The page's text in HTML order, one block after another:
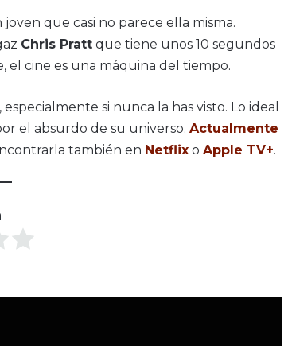
joven que casi no parece ella misma.
Chris Pratt que tiene unos 10 segundos
el cine es una máquina del tiempo.
si nunca la has visto. Lo ideal
el absurdo de su universo. Actualmente
también en Netflix o Apple TV+.